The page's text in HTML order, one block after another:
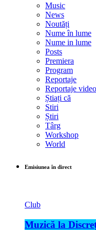
Music
News
Noutăți
Nume în lume
Nume in lume
Posts
Premiera
Program
Reportaje
Reportaje video
Știați că
Stiri
Știri
Târg
Workshop
World
Emisiunea în direct
Club
Muzică la